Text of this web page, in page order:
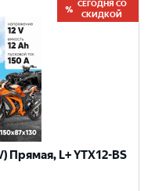
СЕГОДНЯ СО
СКИДКОЙ
Прямая, L+ YTX12-BS